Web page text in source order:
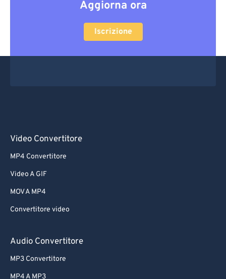
Aggiorna ora
Iscrizione
Video Convertitore
MP4 Convertitore
Video A GIF
MOV A MP4
Convertitore video
Audio Convertitore
MP3 Convertitore
MP4 A MP3